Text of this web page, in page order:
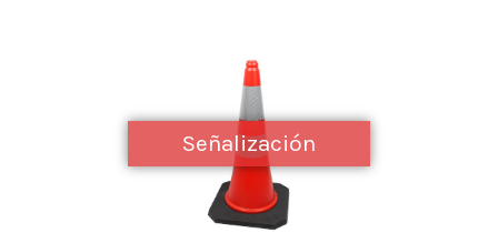
Señalización